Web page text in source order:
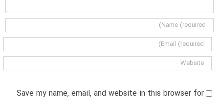
Save my name, email, and website in this browser for